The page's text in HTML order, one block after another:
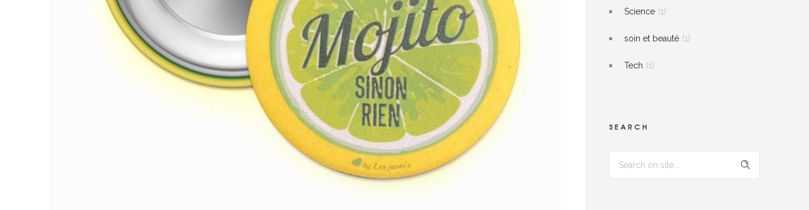
Science (1)
soin et beauté (1)
Tech (1)
SEARCH